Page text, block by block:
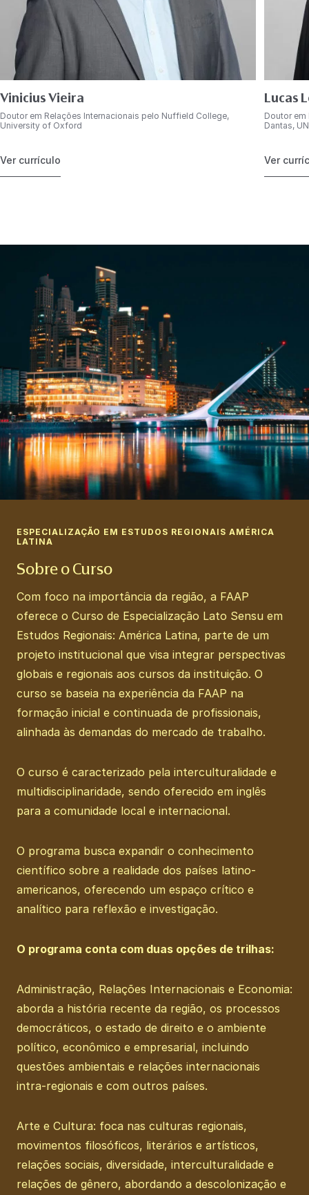
Vinicius Vieira
Doutor em Relações Internacionais pelo Nuffield College,
University of Oxford
Ver currículo
Lucas
Doutor em
Dantas,
Ver
ESPECIALIZAÇÃO EM ESTUDOS REGIONAIS AMÉRICA
LATINA
Sobre o Curso
Com foco na importância da região, a FAAP
oferece o Curso de Especialização Lato Sensu em
Estudos Regionais: América Latina, parte de um
projeto institucional que visa integrar perspectivas
globais e regionais aos cursos da instituição. O
curso se baseia na experiência da FAAP na
formação inicial e continuada de profissionais,
alinhada às demandas do mercado de trabalho.
O curso é caracterizado pela interculturalidade e
multidisciplinaridade, sendo oferecido em inglês
para a comunidade local e internacional.
O programa busca expandir o conhecimento
científico sobre a realidade dos países latino-
americanos, oferecendo um espaço crítico e
analítico para reflexão e investigação.
O programa conta com duas opções de trilhas:
Administração, Relações Internacionais e Economia:
​aborda a história recente da região, os processos
democráticos, o estado de direito e o ambiente
político, econômico e empresarial, incluindo
questões ambientais e relações internacionais
intra-regionais e com outros países.
Arte e Cultura:​ foca nas culturas regionais,
movimentos filosóficos, literários e artísticos,
relações sociais, diversidade, interculturalidade e
relações de gênero, abordando a descolonização e